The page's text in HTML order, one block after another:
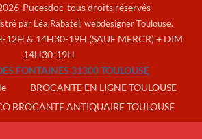
Pucesdoc-tous droits réservés
par Léa Rabatel, webdesigner Toulouse.
12H & 14H30-19H (SAUF MERCR) + DIM
14H30-19H
FONTAINES 31300 TOULOUSE
BROCANTE EN LIGNE TOULOUSE
BROCANTE ANTIQUAIRE TOULOUSE